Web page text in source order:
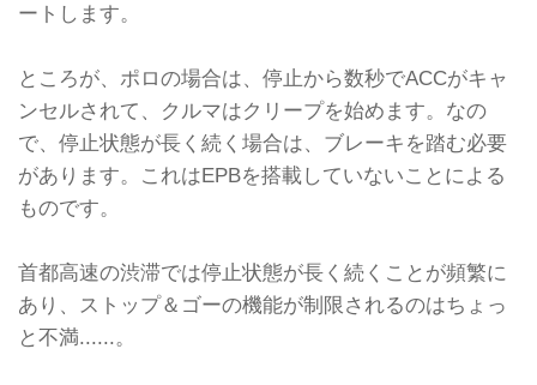
ートします。
ところが、ポロの場合は、停止から数秒でACCがキャ
ンセルされて、クルマはクリープを始めます。なの
で、停止状態が長く続く場合は、ブレーキを踏む必要
があります。これはEPBを搭載していないことによる
ものです。
首都高速の渋滞では停止状態が長く続くことが頻繁に
あり、ストップ＆ゴーの機能が制限されるのはちょっ
と不満......。